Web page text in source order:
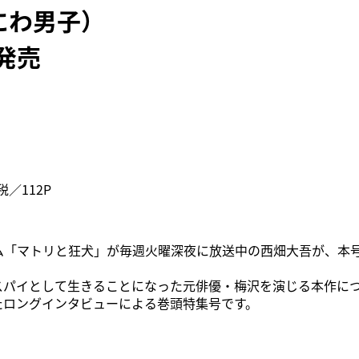
男子）
売
／112P
マトリと狂犬」が毎週火曜深夜に放送中の西畑大吾が、本
イとして生きることになった元俳優・梅沢を演じる本作に
ングインタビューによる巻頭特集号です。